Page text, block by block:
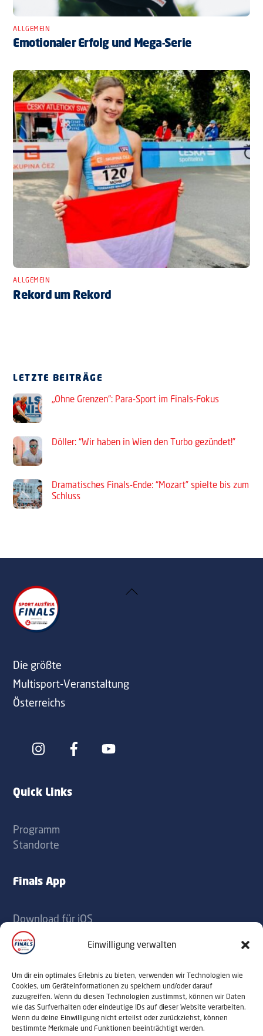
Einwilligung verwalten
Um dir ein optimales Erlebnis zu bieten, verwenden wir Technologien wie
Cookies, um Geräteinformationen zu speichern und/oder darauf
zuzugreifen. Wenn du diesen Technologien zustimmst, können wir Daten
wie das Surfverhalten oder eindeutige IDs auf dieser Website verarbeiten.
Wenn du deine Einwilligung nicht erteilst oder zurückziehst, können
bestimmte Merkmale und Funktionen beeinträchtigt werden.
ALLGEMEIN
Emotionaler Erfolg und Mega-Serie
ALLGEMEIN
Rekord um Rekord
LETZTE BEITRÄGE
„Ohne Grenzen“: Para-Sport im Finals-Fokus
Döller: “Wir haben in Wien den Turbo gezündet!”
Dramatisches Finals-Ende: “Mozart” spielte bis zum
Schluss
Back
Die größte
Multisport-Veranstaltung
Österreichs
Icon
Icon
Quick Links
Programm
Standorte
Finals App
Download für iOS
Download für Android
Kontakt
office@sportaustriafinals.at
+43 1 504 44 55